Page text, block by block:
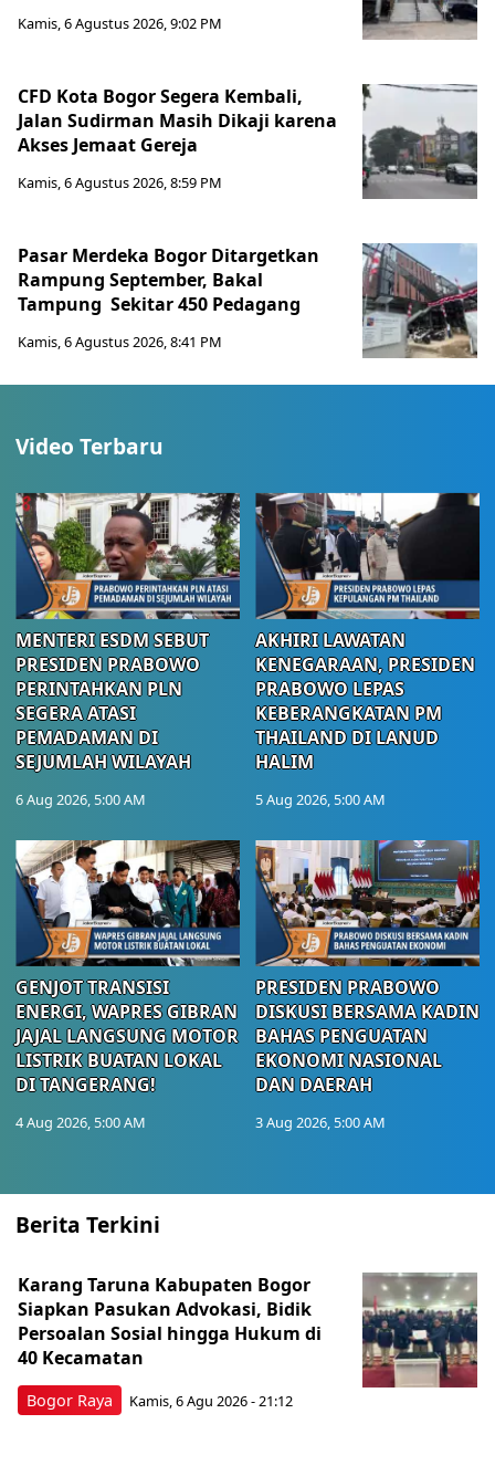
Kamis, 6 Agustus 2026, 9:02 PM
CFD Kota Bogor Segera Kembali,
Jalan Sudirman Masih Dikaji karena
Akses Jemaat Gereja
Kamis, 6 Agustus 2026, 8:59 PM
Pasar Merdeka Bogor Ditargetkan
Rampung September, Bakal
Tampung Sekitar 450 Pedagang
Kamis, 6 Agustus 2026, 8:41 PM
Video Terbaru
MENTERI ESDM SEBUT
PRESIDEN PRABOWO
PERINTAHKAN PLN
SEGERA ATASI
PEMADAMAN DI
SEJUMLAH WILAYAH
6 Aug 2026, 5:00 AM
AKHIRI LAWATAN
KENEGARAAN, PRESIDEN
PRABOWO LEPAS
KEBERANGKATAN PM
THAILAND DI LANUD
HALIM
5 Aug 2026, 5:00 AM
GENJOT TRANSISI
ENERGI, WAPRES GIBRAN
JAJAL LANGSUNG MOTOR
LISTRIK BUATAN LOKAL
DI TANGERANG!
4 Aug 2026, 5:00 AM
PRESIDEN PRABOWO
DISKUSI BERSAMA KADIN
BAHAS PENGUATAN
EKONOMI NASIONAL
DAN DAERAH
3 Aug 2026, 5:00 AM
Berita Terkini
Bogor Raya
Karang Taruna Kabupaten Bogor
Siapkan Pasukan Advokasi, Bidik
Persoalan Sosial hingga Hukum di
40 Kecamatan
Kamis, 6 Agu 2026 - 21:12